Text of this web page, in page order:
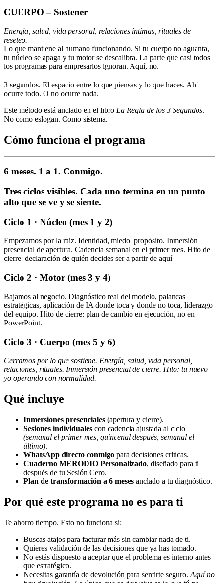
CUERPO – Sostener
Energía, salud, vida personal, relaciones íntimas, rituales de
reseteo.
Lo que mantiene al humano funcionando. Si tu cuerpo no aguanta,
tu núcleo se apaga y tu motor se descalibra. La parte que casi todos
los programas para empresarios ignoran. Aquí, no.
3 segundos. El espacio entre lo que piensas y lo que haces. Ahí
ocurre todo. O no ocurre nada.
Este método está anclado en el libro La Regla de los 3 Segundos.
No como eslogan. Como sistema.
Cómo funciona el programa
6 meses. 1 a 1. Conmigo.
Tres ciclos visibles. Cada uno termina en un punto
alto que se ve y se siente.
Ciclo 1 · Núcleo (mes 1 y 2)
Empezamos por la raíz. Identidad, miedo, propósito. Inmersión
presencial de apertura. Cadencia semanal en el primer mes. Hito de
cierre: declaración de quién decides ser a partir de aquí
Ciclo 2 · Motor (mes 3 y 4)
Bajamos al negocio. Diagnóstico real del modelo, palancas
estratégicas, aplicación de IA donde toca y donde no toca, liderazgo
del equipo. Hito de cierre: plan de cambio en ejecución, no en
PowerPoint.
Ciclo 3 · Cuerpo (mes 5 y 6)
Cerramos por lo que sostiene. Energía, salud, vida personal,
relaciones, rituales. Inmersión presencial de cierre. Hito: tu nuevo
yo operando con normalidad.
Qué incluye
Inmersiones presenciales (apertura y cierre).
Sesiones individuales con cadencia ajustada al ciclo
(semanal el primer mes, quincenal después, semanal el
último).
WhatsApp directo conmigo para decisiones críticas.
Cuaderno MERODIO Personalizado, diseñado para ti
después de tu Sesión Cero.
Plan de transformación a 6 meses anclado a tu diagnóstico.
Por qué este programa no es para ti
Te ahorro tiempo. Esto no funciona si:
Buscas atajos para facturar más sin cambiar nada de ti.
Quieres validación de las decisiones que ya has tomado.
No estás dispuesto a aceptar que el problema es interno antes
que estratégico.
Necesitas garantía de devolución para sentirte seguro. Aquí no